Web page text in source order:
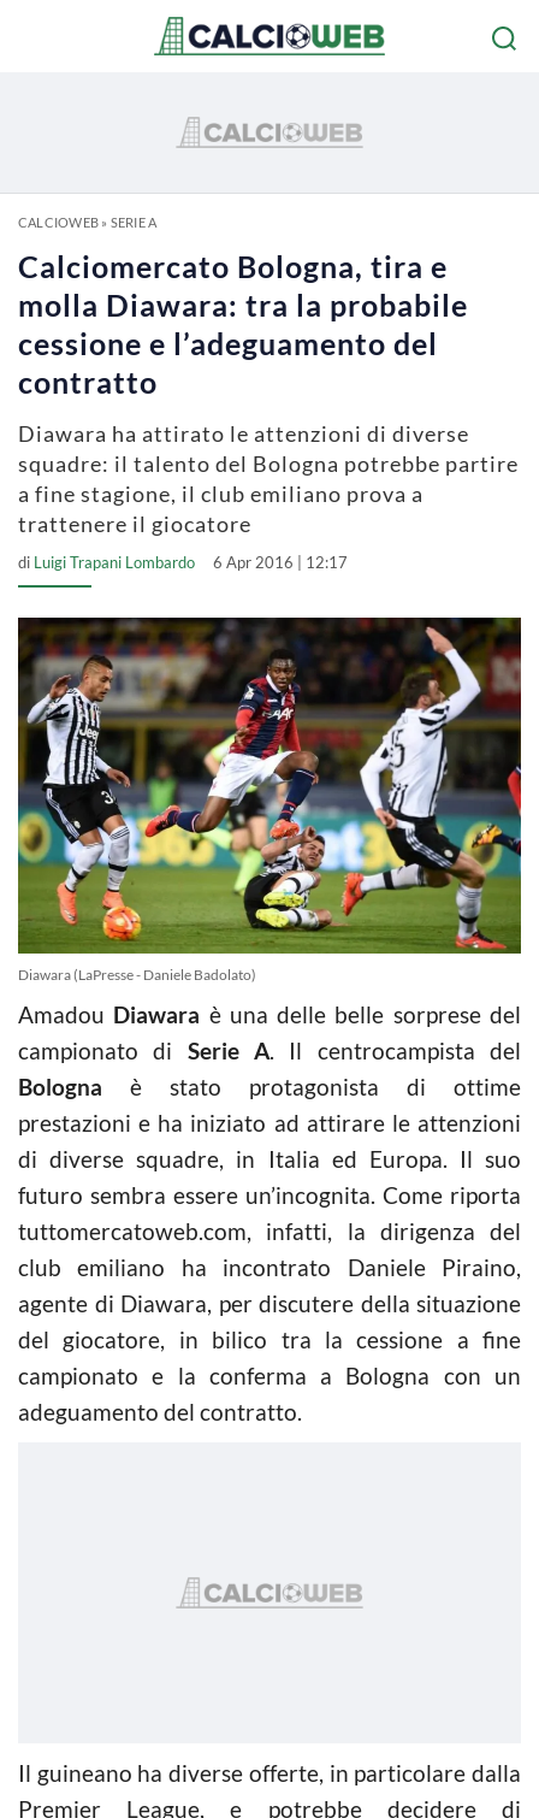
CALCIOWEB» SERIE A
Calciomercato Bologna, tira e
molla Diawara: tra la probabile
cessione e l’adeguamento del
contratto
Diawara ha attirato le attenzioni di diverse
squadre: il talento del Bologna potrebbe partire
a fine stagione, il club emiliano prova a
trattenere il giocatore
di Luigi Trapani Lombardo 6 Apr 2016 | 12:17
Diawara (LaPresse - Daniele Badolato)
Amadou Diawara è una delle belle sorprese del
campionato di Serie A. Il centrocampista del
Bologna è stato protagonista di ottime
prestazioni e ha iniziato ad attirare le attenzioni
di diverse squadre, in Italia ed Europa. Il suo
futuro sembra essere un’incognita. Come riporta
tuttomercatoweb.com, infatti, la dirigenza del
club emiliano ha incontrato Daniele Piraino,
agente di Diawara, per discutere della situazione
del giocatore, in bilico tra la cessione a fine
campionato e la conferma a Bologna con un
adeguamento del contratto.
Il guineano ha diverse offerte, in particolare dalla
Premier League, e potrebbe decidere di